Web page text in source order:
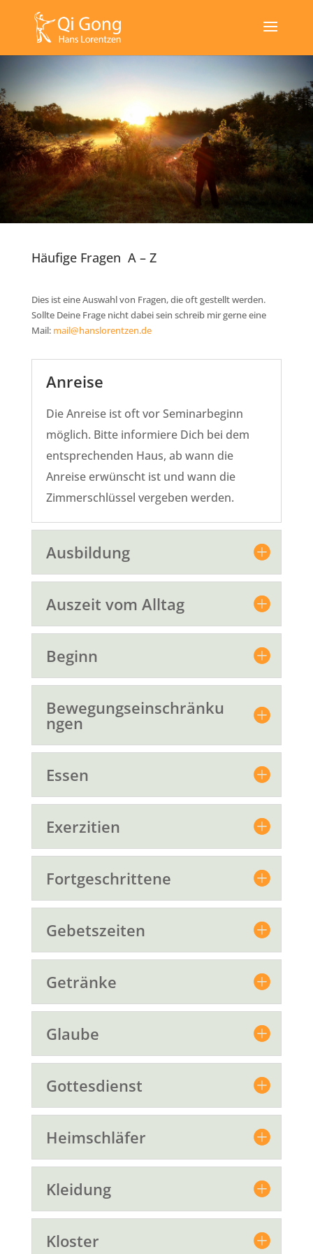
Häufige Fragen A – Z
Dies ist eine Auswahl von Fragen, die oft gestellt werden.
Sollte Deine Frage nicht dabei sein schreib mir gerne eine
Mail: mail@hanslorentzen.de
Anreise
Die Anreise ist oft vor Seminarbeginn
möglich. Bitte informiere Dich bei dem
entsprechenden Haus, ab wann die
Anreise erwünscht ist und wann die
Zimmerschlüssel vergeben werden.
Ausbildung
Auszeit vom Alltag
Beginn
Bewegungseinschränku
ngen
Essen
Exerzitien
Fortgeschrittene
Gebetszeiten
Getränke
Glaube
Gottesdienst
Heimschläfer
Kleidung
Kloster